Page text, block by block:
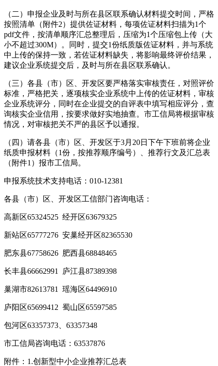
（二）申报企业及时与所在县区联系确认材料提交时间，严格
按照清单（附件2）提供佐证材料，每项佐证材料扫描为1个
pdf文件，按清单顺序汇总整理后，压缩为1个压缩包上传（大
小不超过300M）。同时，提交1份纸质版佐证材料，并与系统
中上传的保持一致，若佐证材料缺失，将影响最终评价结果，
建议企业系统提交后，及时与所在县区联系确认。
（三）各县（市）区、开发区要严格落实审核责任，对照评价
标准，严格把关，逐项核实企业系统中上传的佐证材料，审核
企业系统评分，同时在企业提交的自评表中填写相应评分，查
询核实企业信用，按要求做好实地抽查。市工信局将根据审核
情况，对审核把关不严的县区予以通报。
（四）请各县（市）区、开发区于3月20日下午下班前将企业
纸质申报材料（1份，按推荐顺序编号）、推荐行文及汇总表
（附件1）报市工信局。
申报系统技术支持电话：010-12381
各县（市）区、开发区工信部门咨询电话：
高新区65324525 经开区63679325
新站区65777276 安巢经开区82365530
肥东县67758626 肥西县68848465
长丰县66662991 庐江县87389398
巢湖市82613781 瑶海区64496910
庐阳区65699412 蜀山区65597585
包河区63357373、63357348
市工信局咨询电话：63537876
附件：1.创新型中小企业推荐汇总表